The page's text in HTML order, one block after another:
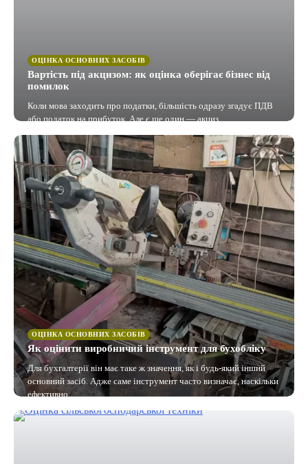
ОЦІНКА ОСНОВНИХ ЗАСОБІВ
Вартість під акцизом: як оцінка оберігає бізнес від
помилок
Коли мова заходить про податки, більшість одразу згадує ПДВ
або податок на прибуток. Але є ще один — акциз.
ОЦІНКА ОСНОВНИХ ЗАСОБІВ
Як оцінити виробничий інструмент для бухобліку
Для бухгалтерії він має таке ж значення, як і будь-який інший
основний засіб. Адже саме інструмент часто визначає, наскільки
ефективно…